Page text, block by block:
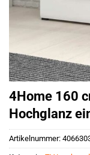
4Home 160
Hochglanz
Artikelnummer: